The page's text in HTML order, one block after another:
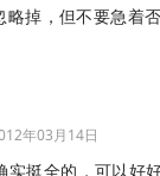
略掉，但不要急着
年03月14日
实挺全的，可以好